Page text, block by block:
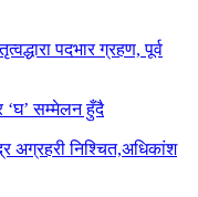
पदभार ग्रहण, पूर्व
‘घ’ सम्मेलन हुँदै
अग्रहरी निश्चित,अधिकांश